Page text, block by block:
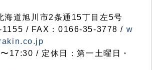
道旭川市2条通15丁目左5号
/ FAX：0166-35-3778 / w
17:30 / 定休日：第一土曜日・